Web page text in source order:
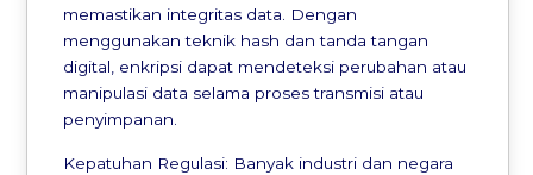
memastikan integritas data. Dengan
menggunakan teknik hash dan tanda tangan
digital, enkripsi dapat mendeteksi perubahan atau
manipulasi data selama proses transmisi atau
penyimpanan.
Kepatuhan Regulasi: Banyak industri dan negara